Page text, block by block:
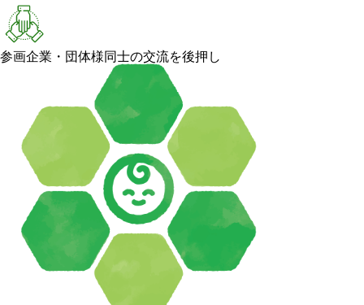
参画企業・団体様同士の交流を後押し